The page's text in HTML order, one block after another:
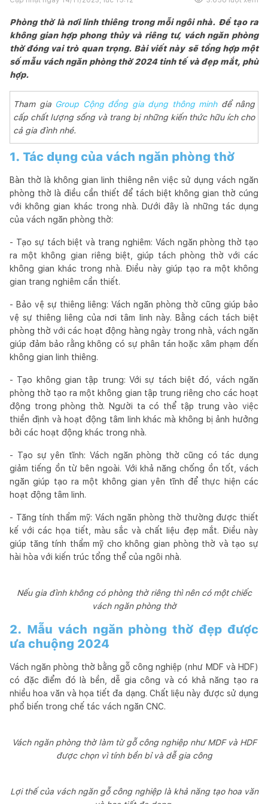
Phòng thờ là nơi linh thiêng trong mỗi ngôi nhà. Để tạo ra
không gian hợp phong thủy và riêng tư, vách ngăn phòng
thờ đóng vai trò quan trọng. Bài viết này sẽ tổng hợp một
số mẫu vách ngăn phòng thờ 2024 tinh tế và đẹp mắt, phù
hợp.
Tham gia Group Cộng đồng gia dụng thông minhđể nâng
cấp chất lượng sống và trang bị những kiến thức hữu ích cho
cả gia đình nhé.
1. Tác dụng của vách ngăn phòng thờ
Bàn thờ là không gian linh thiêng nên việc sử dụng vách ngăn
phòng thờ là điều cần thiết để tách biệt không gian thờ cúng
với không gian khác trong nhà. Dưới đây là những tác dụng
của vách ngăn phòng thờ:
- Tạo sự tách biệt và trang nghiêm: Vách ngăn phòng thờ tạo
ra một không gian riêng biệt, giúp tách phòng thờ với các
không gian khác trong nhà. Điều này giúp tạo ra một không
gian trang nghiêm cần thiết.
- Bảo vệ sự thiêng liêng: Vách ngăn phòng thờ cũng giúp bảo
vệ sự thiêng liêng của nơi tâm linh này. Bằng cách tách biệt
phòng thờ với các hoạt động hàng ngày trong nhà, vách ngăn
giúp đảm bảo rằng không có sự phân tán hoặc xâm phạm đến
không gian linh thiêng.
- Tạo không gian tập trung: Với sự tách biệt đó, vách ngăn
phòng thờ tạo ra một không gian tập trung riêng cho các hoạt
động trong phòng thờ. Người ta có thể tập trung vào việc
thiền định và hoạt động tâm linh khác mà không bị ảnh hưởng
bởi các hoạt động khác trong nhà.
- Tạo sự yên tĩnh: Vách ngăn phòng thờ cũng có tác dụng
giảm tiếng ồn từ bên ngoài. Với khả năng chống ồn tốt, vách
ngăn giúp tạo ra một không gian yên tĩnh để thực hiện các
hoạt động tâm linh.
- Tăng tính thẩm mỹ: Vách ngăn phòng thờ thường được thiết
kế với các họa tiết, màu sắc và chất liệu đẹp mắt. Điều này
giúp tăng tính thẩm mỹ cho không gian phòng thờ và tạo sự
hài hòa với kiến trúc tổng thể của ngôi nhà.
Nếu gia đình không có phòng thờ riêng thì nên có một chiếc
vách ngăn phòng thờ
2. Mẫu vách ngăn phòng thờ đẹp được
ưa chuộng 2024
Vách ngăn phòng thờ bằng gỗ công nghiệp (như MDF và HDF)
có đặc điểm đó là bền, dễ gia công và có khả năng tạo ra
nhiều hoa văn và họa tiết đa dạng. Chất liệu này được sử dụng
phổ biến trong chế tác vách ngăn CNC.
Vách ngăn phòng thờ làm từ gỗ công nghiệp như MDF và HDF
được chọn vì tính bền bỉ và dễ gia công
Lợi thế của vách ngăn gỗ công nghiệp là khả năng tạo hoa văn